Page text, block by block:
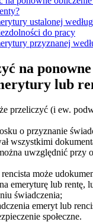
ustalonej
do pracy
przyznanej
na
lub
przeliczyć (i ew.
o przyznanie
wszystkimi
uwzględnić przy
może
emeryturę lub rentę,
świadczenia;
emeryt lub
społeczne.